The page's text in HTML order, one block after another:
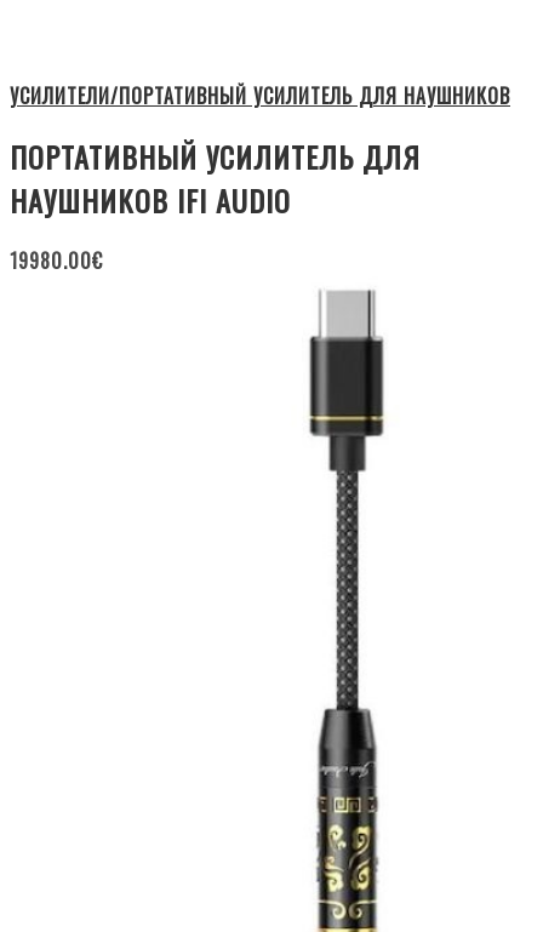
УСИЛИТЕЛИ/ПОРТАТИВНЫЙ УСИЛИТЕЛЬ ДЛЯ НАУШНИКОВ
ПОРТАТИВНЫЙ УСИЛИТЕЛЬ ДЛЯ
НАУШНИКОВ IFI AUDIO
19980.00€